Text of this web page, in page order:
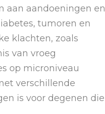
aan aandoeningen en
tumoren en
klachten, zoals
van vroeg
op microniveau
verschillende
is voor degenen die